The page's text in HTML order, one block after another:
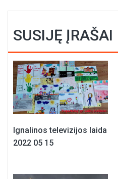
SUSIJĘ ĮRAŠAI
Ignalinos televizijos laida
2022 05 15